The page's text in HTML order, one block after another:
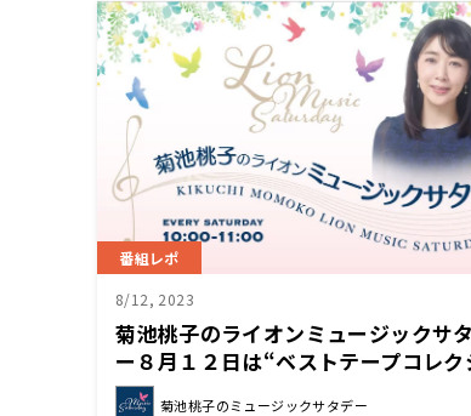
番組レポ
8/12, 2023
菊池桃子のライオンミュージックサ
ー８月１２日は“ベストテープコレク
ン アゲイン”をお送りしました！
菊池桃子のミュージックサタデー